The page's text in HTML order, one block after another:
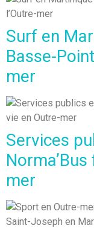
Surf en
Basse-
mer
Services
mer